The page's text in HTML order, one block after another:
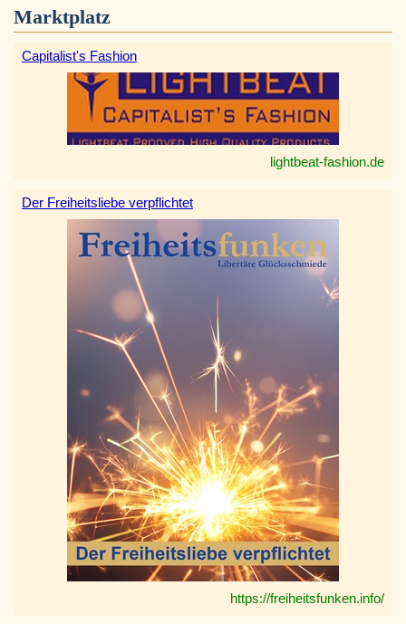
Marktplatz
Capitalist's Fashion
lightbeat-fashion.de
Der Freiheitsliebe verpflichtet
https://freiheitsfunken.info/